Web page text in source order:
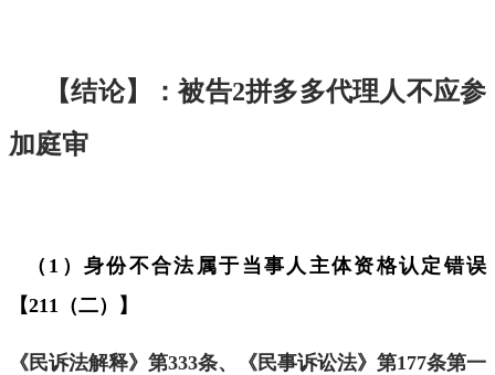
【结论】：被告2拼多多代理人不应参
加庭审
（ 1 ）身份不合法属于当事人主体资格认定错误
【211 （二）】
《民诉法解释》第333条、《民事诉讼法》第177条第一